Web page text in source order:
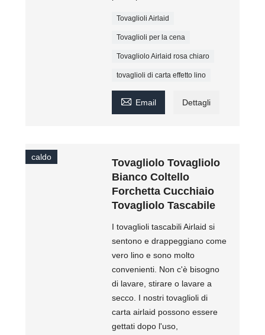
Tovaglioli Airlaid
Tovaglioli per la cena
Tovagliolo Airlaid rosa chiaro
tovaglioli di carta effetto lino
 Email Dettagli
caldo
Tovagliolo Tovagliolo
Bianco Coltello
Forchetta Cucchiaio
Tovagliolo Tascabile
I tovaglioli tascabili Airlaid si
sentono e drappeggiano come
vero lino e sono molto
convenienti. Non c'è bisogno
di lavare, stirare o lavare a
secco. I nostri tovaglioli di
carta airlaid possono essere
gettati dopo l'uso,